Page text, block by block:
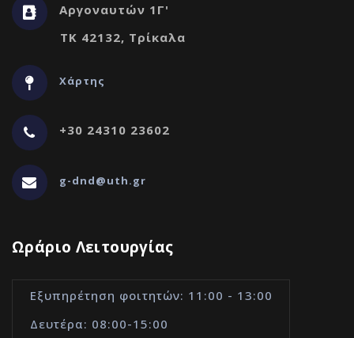
Αργοναυτών 1Γ'
ΤΚ 42132, Τρίκαλα
Χάρτης
+30 24310 23602
g-dnd@uth.gr
Ωράριο Λειτουργίας
Εξυπηρέτηση φοιτητών: 11:00 - 13:00
Δευτέρα: 08:00-15:00